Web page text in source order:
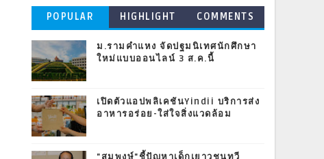
POPULAR
POSTS
HIGHLIGHT COMMENTS
ม.รามคำแหง จัดปฐมนิเทศนักศึกษา
ใหม่แบบออนไลน์ 3 ส.ค.นี้
เปิดตัวแอปพลิเคชันYindii บริการส่ง
อาหารอร่อย-ใส่ใจสิ่งแวดล้อม